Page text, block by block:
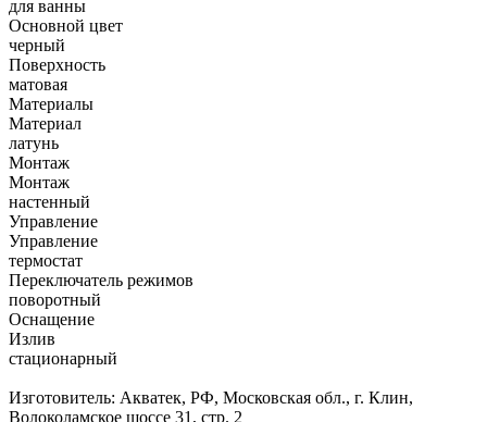
для ванны
Основной цвет
черный
Поверхность
матовая
Материалы
Материал
латунь
Монтаж
Монтаж
настенный
Управление
Управление
термостат
Переключатель режимов
поворотный
Оснащение
Излив
стационарный
Изготовитель: Акватек, РФ, Московская обл., г. Клин,
Волоколамское шоссе 31, стр. 2